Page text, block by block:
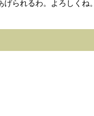
げられるわ。よろしくね。